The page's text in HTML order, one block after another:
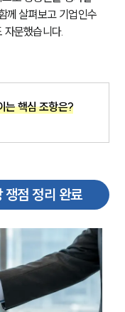
께 살펴보고 기업인수
자문했습니다.
는 핵심 조항은?
쟁점 정리 완료